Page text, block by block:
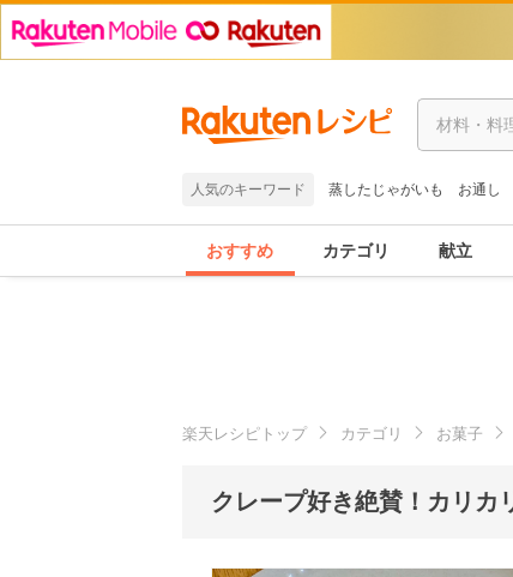
人気のキーワード 蒸したじゃがいも お通し
おすすめ カテゴリ 献立
楽天レシピトップ カテゴリ お菓子
クレープ好き絶賛！カリカ